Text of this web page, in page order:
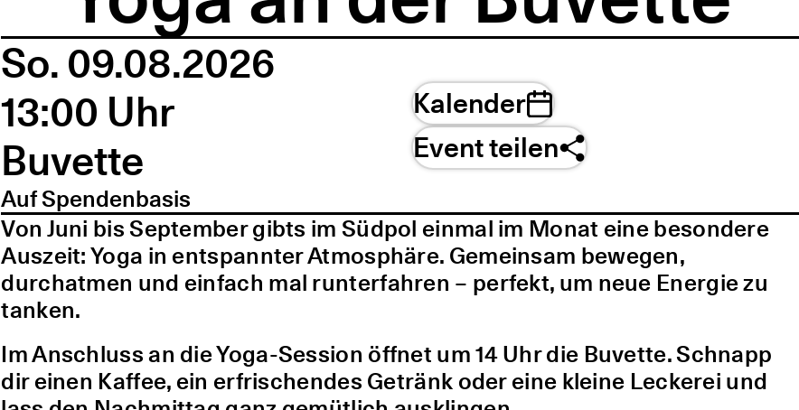
So. 09.08.2026
13:00 Uhr
Buvette
Auf Spendenbasis
Kalender
Event teilen
Von Juni bis September gibts im Südpol einmal im Monat eine besondere
Auszeit: Yoga in entspannter Atmosphäre. Gemeinsam bewegen,
durchatmen und einfach mal runterfahren – perfekt, um neue Energie zu
tanken.
Im Anschluss an die Yoga-Session öffnet um 14 Uhr die Buvette. Schnapp
dir einen Kaffee, ein erfrischendes Getränk oder eine kleine Leckerei und